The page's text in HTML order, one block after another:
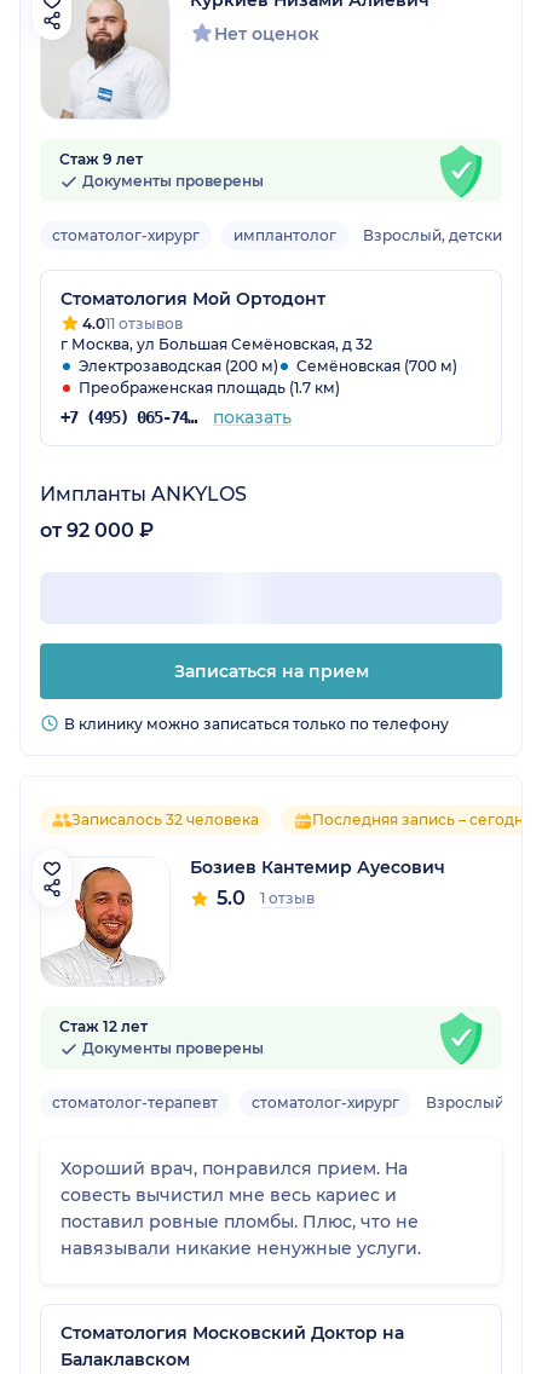
Нет оценок
Стаж 9 лет
Документы проверены
стоматолог-хирург имплантолог Взрослый, детский
Стоматология Мой Ортодонт
4.011 отзывов
г Москва, ул Большая Семёновская, д 32
Электрозаводская (200 м)
Семёновская (700 м)
Преображенская площадь (1.7 км)
+7 (495) 065-74-94 показать
Импланты ANKYLOS
от 92 000 ₽
Записаться на прием
В клинику можно записаться только по телефону
Записалось 32 человека Последняя запись – сегодня
Бозиев Кантемир Ауесович
5.0 1 отзыв
Стаж 12 лет
Документы проверены
стоматолог-терапевт стоматолог-хирург Взрослый
Хороший врач, понравился прием. На
совесть вычистил мне весь кариес и
поставил ровные пломбы. Плюс, что не
навязывали никакие ненужные услуги.
Стоматология Московский Доктор на
Балаклавском